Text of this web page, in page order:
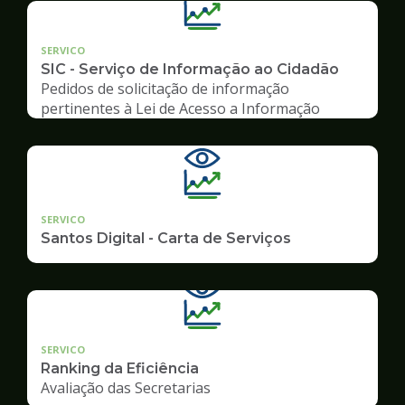
SERVICO
SIC - Serviço de Informação ao Cidadão
Pedidos de solicitação de informação
pertinentes à Lei de Acesso a Informação
SERVICO
Santos Digital - Carta de Serviços
SERVICO
Ranking da Eficiência
Avaliação das Secretarias